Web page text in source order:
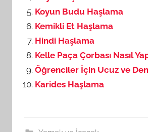
Koyun Budu Haşlama
Kemikli Et Haşlama
Hindi Haşlama
Kelle Paça Çorbası Nasıl
Öğrenciler İçin Ucuz ve
Karides Haşlama